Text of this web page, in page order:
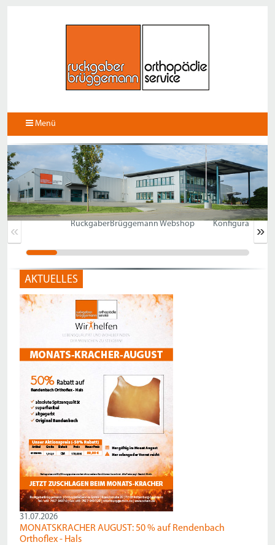
Menü
« »
RuckgaberBrüggemann Webshop Konfigurator
AKTUELLES
31.07.2026
MONATSKRACHER AUGUST: 50 % auf Rendenbach
Orthoflex - Hals